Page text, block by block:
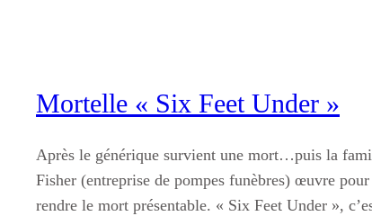
Mortelle « Six Feet Under »
Après le générique survient une mort…puis la
Fisher (entreprise de pompes funèbres) œuvre pour
rendre le mort présentable. « Six Feet Under »,